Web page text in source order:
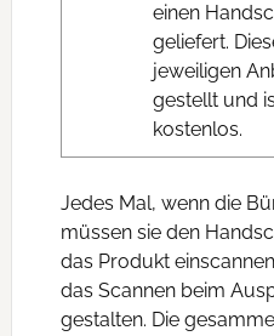
einen
geliefert.
jeweiligen
gestellt und
kostenlos.
Jedes Mal, wenn die
müssen sie den
das Produkt
das Scannen beim
gestalten. Die